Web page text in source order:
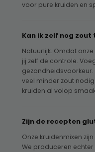
voor pure kruiden en
Kan ik zelf nog
Natuurlijk. Omdat
jij zelf de controle.
gezondheidsvoorkeur.
veel minder zout
kruiden al volop
Zijn de recepten
Onze kruidenmixen
We produceren